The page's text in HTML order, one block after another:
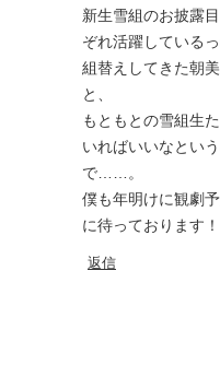
新生雪組のお披露
ぞれ活躍している
組替えしてきた朝
と、
もともとの雪組生
いればいいなとい
で……。
僕も年明けに観劇
に待っております
返信